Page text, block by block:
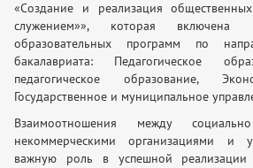
«Создание и реализация
служением»», которая
образовательных программ по
бакалавриата: Педагогическое
педагогическое образование,
Государственное и муниципальное
Взаимоотношения между
некоммерческими организациями и
важную роль в успешной